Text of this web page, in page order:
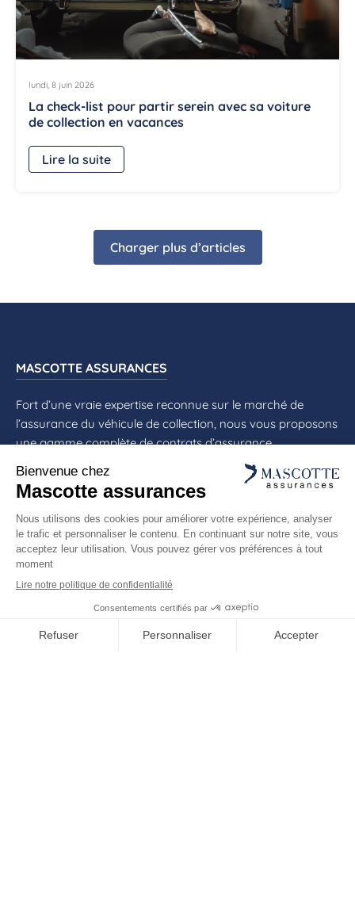
lundi, 8 juin 2026
La check-list pour partir serein avec sa voiture
de collection en vacances
Lire la suite
Charger plus d’articles
MASCOTTE ASSURANCES
Fort d’une vraie expertise reconnue sur le marché de
l’assurance du véhicule de collection, nous vous proposons
une gamme complète de contrats d’assurance
spécialement adaptés à vos besoins : assurance
automobile de collection ou ancienne, assurance moto de
collection, assurance cyclomoteur de collection, assurance
scooter de collection, assurance flotte auto de collection,
assurance flotte moto de collection, assurance flotte
véhicules de collection, ...